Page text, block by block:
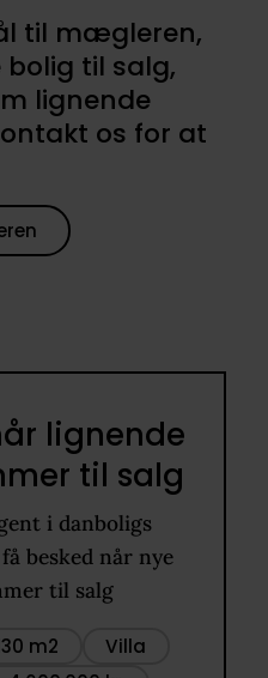
til mægleren,
til salg,
lignende
os for at
lignende
til salg
i danboligs
besked når nye
til salg
m2
Villa